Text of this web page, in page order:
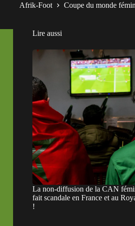
Afrik-Foot Coupe du monde
Lire aussi
La non-diffusion de la CAN
fait scandale en France et au
!